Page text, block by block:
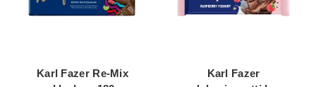
Karl Fazer Re-Mix
Karl Fazer